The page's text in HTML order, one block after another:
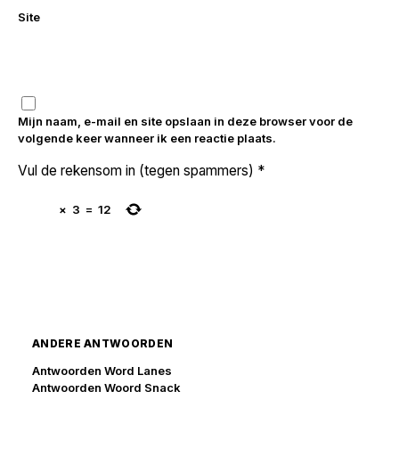
Site
Mijn naam, e-mail en site opslaan in deze browser voor de
volgende keer wanneer ik een reactie plaats.
Vul de rekensom in (tegen spammers) *
× 3 = 12
ANDERE ANTWOORDEN
Antwoorden Word Lanes
Antwoorden Woord Snack